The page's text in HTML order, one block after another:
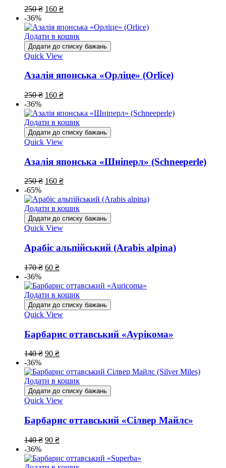
250₴ 160 ₴
-36%
Додати в кошик
Додати до списку бажань
Quick View
Азалія японська «Орліце» (Orlice)
250₴ 160 ₴
-36%
Додати в кошик
Додати до списку бажань
Quick View
Азалія японська «Шніперл» (Schneeperle)
250₴ 160 ₴
-65%
Додати в кошик
Додати до списку бажань
Quick View
Арабіс альпійський (Arabis alpina)
170₴ 60 ₴
-36%
Додати в кошик
Додати до списку бажань
Quick View
Барбарис оттавський «Аурікома»
140₴ 90 ₴
-36%
Додати в кошик
Додати до списку бажань
Quick View
Барбарис оттавський «Сілвер Майлс»
140₴ 90 ₴
-36%